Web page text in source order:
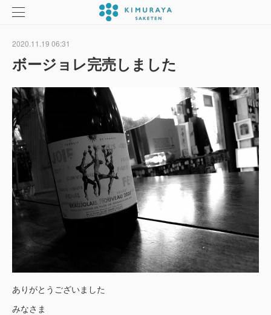
2020.11.19 06:31
ボージョレ完売しました
ありがとうございました
みなさま